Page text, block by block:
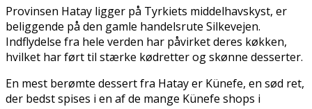
En mest berømte dessert fra Hatay er Künefe, en sød ret,
der bedst spises i en af de mange Künefe shops i
Antakya.
Künefe er lavet i en metalbakke med ost (kaşar), dækket
med kadayif (strimlet filodej) og overdækket med sukker
sirup. Den skal spises varm med den smeltede ost indeni.